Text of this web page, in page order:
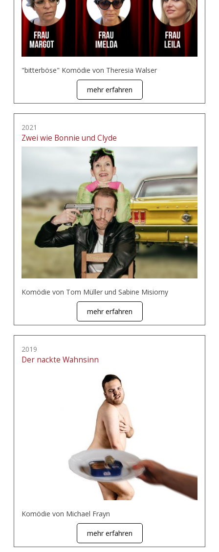
"bitterböse" Komödie von Theresia Walser
mehr erfahren
2021
Zwei wie Bonnie und Clyde
Komödie von Tom Müller und Sabine Misiorny
mehr erfahren
2019
Der nackte Wahnsinn
Komödie von Michael Frayn
mehr erfahren